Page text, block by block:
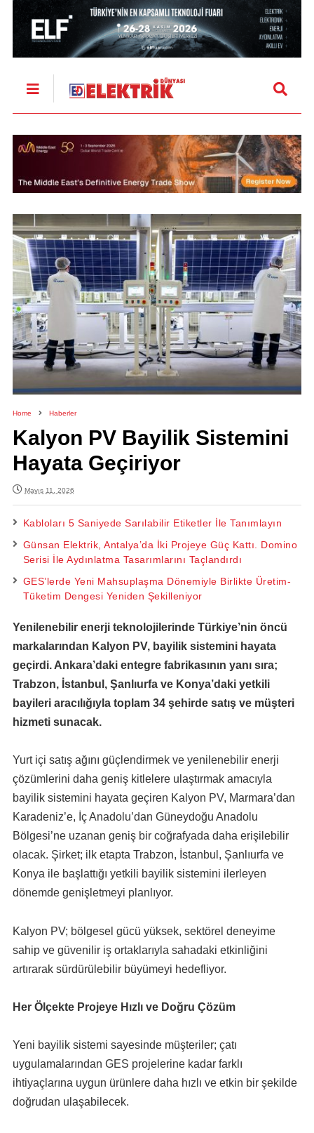
Home Haberler
Kalyon PV Bayilik Sistemini
Hayata Geçiriyor
Mayıs 11, 2026
Kabloları 5 Saniyede Sarılabilir Etiketler İle Tanımlayın
Günsan Elektrik, Antalya’da İki Projeye Güç Kattı. Domino
Serisi İle Aydınlatma Tasarımlarını Taçlandırdı
GES’lerde Yeni Mahsuplaşma Dönemiyle Birlikte Üretim-
Tüketim Dengesi Yeniden Şekilleniyor
Yenilenebilir enerji teknolojilerinde Türkiye’nin öncü
markalarından Kalyon PV, bayilik sistemini hayata
geçirdi. Ankara’daki entegre fabrikasının yanı sıra;
Trabzon, İstanbul, Şanlıurfa ve Konya’daki yetkili
bayileri aracılığıyla toplam 34 şehirde satış ve müşteri
hizmeti sunacak.
Yurt içi satış ağını güçlendirmek ve yenilenebilir enerji
çözümlerini daha geniş kitlelere ulaştırmak amacıyla
bayilik sistemini hayata geçiren Kalyon PV, Marmara’dan
Karadeniz’e, İç Anadolu’dan Güneydoğu Anadolu
Bölgesi’ne uzanan geniş bir coğrafyada daha erişilebilir
olacak. Şirket; ilk etapta Trabzon, İstanbul, Şanlıurfa ve
Konya ile başlattığı yetkili bayilik sistemini ilerleyen
dönemde genişletmeyi planlıyor.
Kalyon PV; bölgesel gücü yüksek, sektörel deneyime
sahip ve güvenilir iş ortaklarıyla sahadaki etkinliğini
artırarak sürdürülebilir büyümeyi hedefliyor.
Her Ölçekte Projeye Hızlı ve Doğru Çözüm
Yeni bayilik sistemi sayesinde müşteriler; çatı
uygulamalarından GES projelerine kadar farklı
ihtiyaçlarına uygun ürünlere daha hızlı ve etkin bir şekilde
doğrudan ulaşabilecek.